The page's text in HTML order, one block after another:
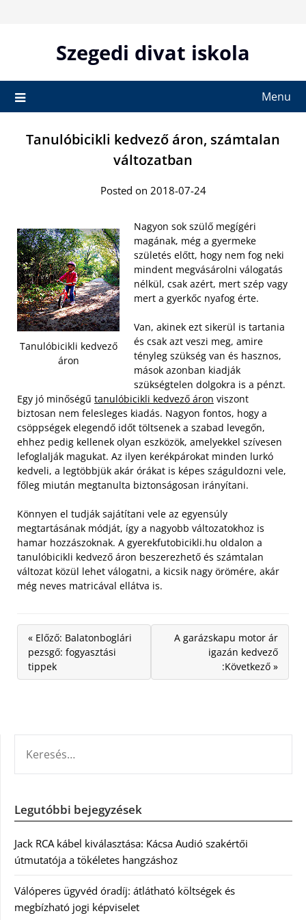
Szegedi divat iskola
Menu
Tanulóbicikli kedvező áron, számtalan
változatban
Posted on 2018-07-24
Tanulóbicikli kedvező
áron
Nagyon sok szülő megígéri
magának, még a gyermeke
születés előtt, hogy nem fog neki
mindent megvásárolni válogatás
nélkül, csak azért, mert szép vagy
mert a gyerkőc nyafog érte.
Van, akinek ezt sikerül is tartania
és csak azt veszi meg, amire
tényleg szükség van és hasznos,
mások azonban kiadják
szükségtelen dolgokra is a pénzt.
Egy jó minőségű tanulóbicikli kedvező áron viszont
biztosan nem felesleges kiadás. Nagyon fontos, hogy a
csöppségek elegendő időt töltsenek a szabad levegőn,
ehhez pedig kellenek olyan eszközök, amelyekkel szívesen
lefoglalják magukat. Az ilyen kerékpárokat minden lurkó
kedveli, a legtöbbjük akár órákat is képes száguldozni vele,
főleg miután megtanulta biztonságosan irányítani.
Könnyen el tudják sajátítani vele az egyensúly
megtartásának módját, így a nagyobb változatokhoz is
hamar hozzászoknak. A gyerekfutobicikli.hu oldalon a
tanulóbicikli kedvező áron beszerezhető és számtalan
változat közül lehet válogatni, a kicsik nagy örömére, akár
még neves matricával ellátva is.
« Előző: Balatonboglári
pezsgő: fogyasztási
tippek
A garázskapu motor ár
igazán kedvező
:Következő »
Legutóbbi bejegyzések
Jack RCA kábel kiválasztása: Kácsa Audió szakértői
útmutatója a tökéletes hangzáshoz
Válóperes ügyvéd óradíj: átlátható költségek és
megbízható jogi képviselet